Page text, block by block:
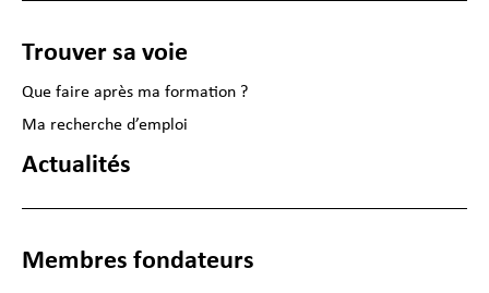
Trouver sa voie
Que faire après ma formation ?
Ma recherche d’emploi
Actualités
Membres fondateurs